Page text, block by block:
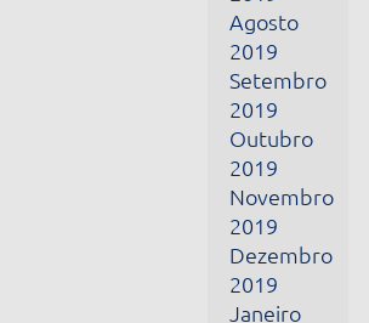
Dezembro
2019
Janeiro
2020
Fevereiro
2020
Março
2020
Abril
2020
Maio